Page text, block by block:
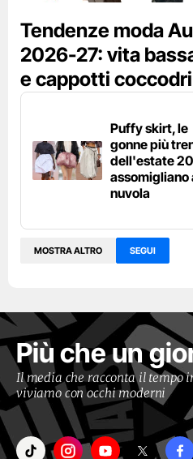
Tendenze moda
2026-27: vita
e cappotti
Puffy skirt, le
gonne più
dell'estate
assomigliano
nuvola
MOSTRA ALTRO SEGUI
Più che un
Il media che racconta il tempo
viviamo con occhi moderni